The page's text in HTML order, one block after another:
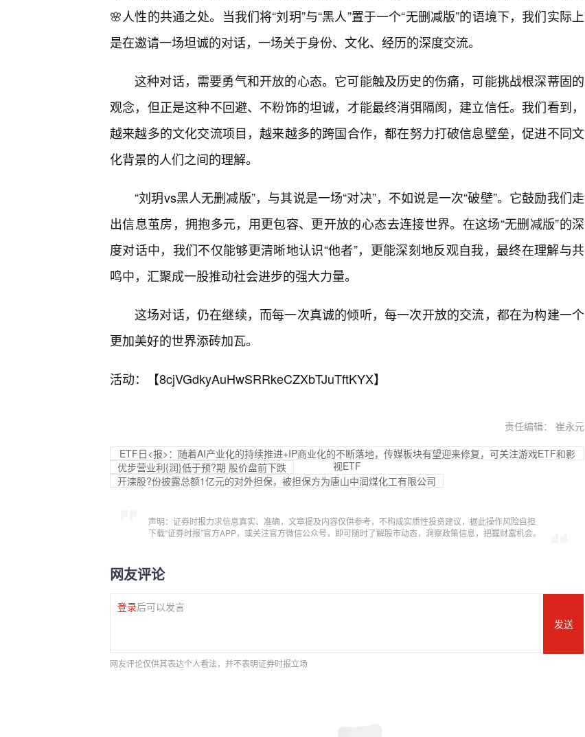
🌸人性的共通之处。当我们将“刘玥”与“黑人”置于一个“无删减版”的语境下，我们实际上
是在邀请一场坦诚的对话，一场关于身份、文化、经历的深度交流。
这种对话，需要勇气和开放的心态。它可能触及历史的伤痛，可能挑战根深蒂固的
观念，但正是这种不回避、不粉饰的坦诚，才能最终消弭隔阂，建立信任。我们看到，
越来越多的文化交流项目，越来越多的跨国合作，都在努力打破信息壁垒，促进不同文
化背景的人们之间的理解。
“刘玥vs黑人无删减版”，与其说是一场“对决”，不如说是一次“破壁”。它鼓励我们走
出信息茧房，拥抱多元，用更包容、更开放的心态去连接世界。在这场“无删减版”的深
度对话中，我们不仅能够更清晰地认识“他者”，更能深刻地反观自我，最终在理解与共
鸣中，汇聚成一股推动社会进步的强大力量。
这场对话，仍在继续，而每一次真诚的倾听，每一次开放的交流，都在为构建一个
更加美好的世界添砖加瓦。
活动：【8cjVGdkyAuHwSRRkeCZXbTJuTftKYX】
责任编辑： 崔永元
ETF日<报>：随着AI产业化的持续推进+IP商业化的不断落地，传媒板块有望迎来修复，可关注游戏ETF和影
视ETF
优步营业利{润}低于预?期 股价盘前下跌
开滦股?份披露总额1亿元的对外担保，被担保方为唐山中润煤化工有限公司
声明：证券时报力求信息真实、准确，文章提及内容仅供参考，不构成实质性投资建议，据此操作风险自担
下载“证券时报”官方APP，或关注官方微信公众号，即可随时了解股市动态，洞察政策信息，把握财富机会。
网友评论
登录后可以发言
发送
网友评论仅供其表达个人看法，并不表明证券时报立场